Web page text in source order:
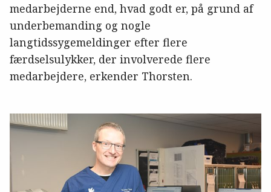
medarbejderne end, hvad godt er, på grund af
underbemanding og nogle
langtidssygemeldinger efter flere
færdselsulykker, der involverede flere
medarbejdere, erkender Thorsten.